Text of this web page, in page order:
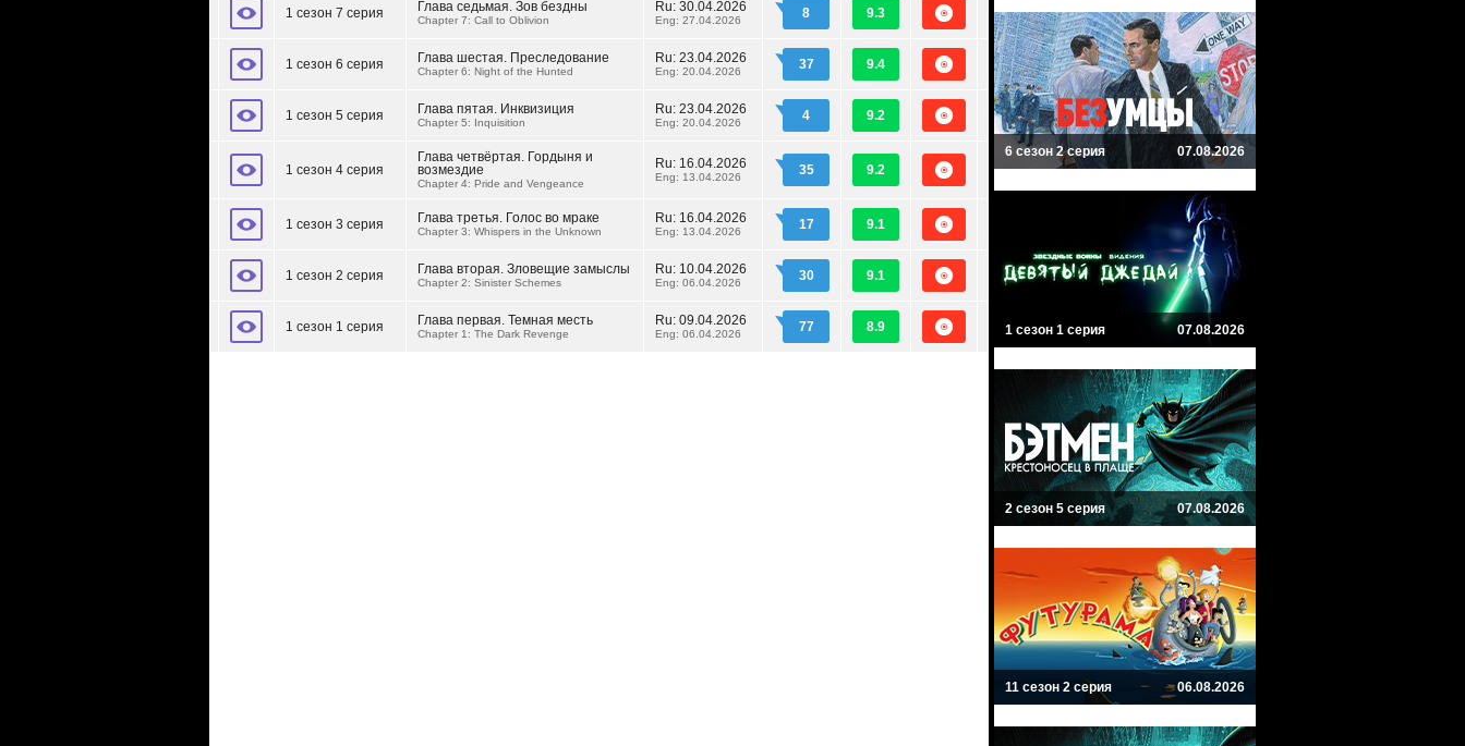
1 сезон 7 серия Глава седьмая. Зов бездны
Chapter 7: Call to Oblivion
Ru: 30.04.2026
Eng: 27.04.2026 8 9.3
1 сезон 6 серия Глава шестая. Преследование
Chapter 6: Night of the Hunted
Ru: 23.04.2026
Eng: 20.04.2026 37 9.4
1 сезон 5 серия Глава пятая. Инквизиция
Chapter 5: Inquisition
Ru: 23.04.2026
Eng: 20.04.2026 4 9.2
1 сезон 4 серия
Глава четвёртая. Гордыня и
возмездие
Chapter 4: Pride and Vengeance
Ru: 16.04.2026
Eng: 13.04.2026 35 9.2
1 сезон 3 серия Глава третья. Голос во мраке
Chapter 3: Whispers in the Unknown
Ru: 16.04.2026
Eng: 13.04.2026 17 9.1
1 сезон 2 серия Глава вторая. Зловещие замыслы
Chapter 2: Sinister Schemes
Ru: 10.04.2026
Eng: 06.04.2026 30 9.1
1 сезон 1 серия Глава первая. Темная месть
Chapter 1: The Dark Revenge
Ru: 09.04.2026
Eng: 06.04.2026 77 8.9
6 сезон 2 серия 07.08.2026
1 сезон 1 серия 07.08.2026
2 сезон 5 серия 07.08.2026
11 сезон 2 серия 06.08.2026